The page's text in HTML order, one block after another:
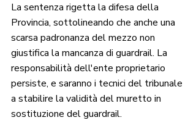
La sentenza rigetta la difesa della
Provincia, sottolineando che anche una
scarsa padronanza del mezzo non
giustifica la mancanza di guardrail. La
responsabilità dell'ente proprietario
persiste, e saranno i tecnici del tribunale
a stabilire la validità del muretto in
sostituzione del guardrail.